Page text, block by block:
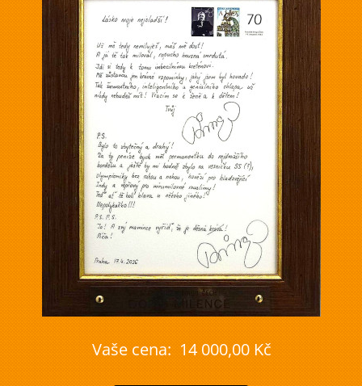
Vaše cena: 14 000,00 Kč